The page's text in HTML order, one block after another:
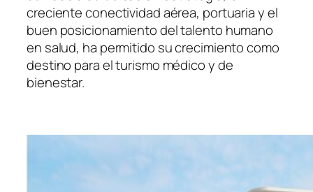
creciente conectividad aérea, portuaria y el
buen posicionamiento del talento humano
en salud, ha permitido su crecimiento como
destino para el turismo médico y de
bienestar.